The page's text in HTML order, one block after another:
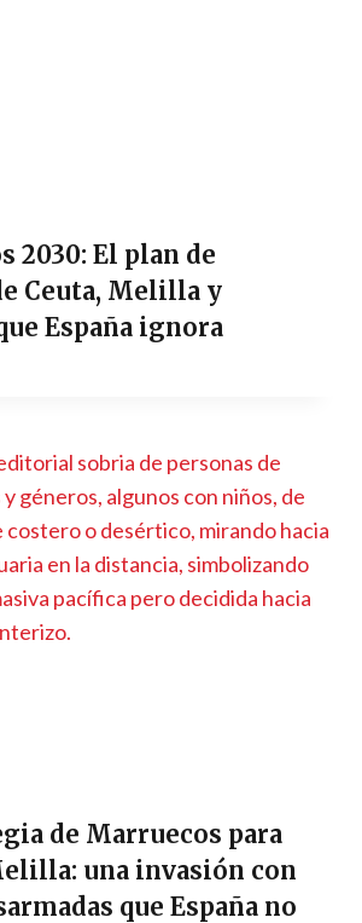
2030: El plan de
Ceuta, Melilla y
España ignora
de Marruecos para
una invasión con
que España no